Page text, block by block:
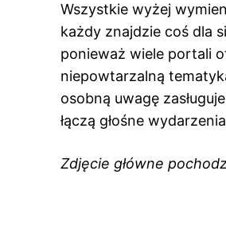
Wszystkie wyżej
każdy znajdzie coś dla
ponieważ wiele portali
niepowtarzalną
osobną uwagę
łączą głośne
Zdjęcie główne